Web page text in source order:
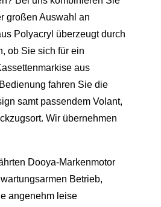
großen Auswahl an
Polyacryl überzeugt durch
ob Sie sich für ein
aus
fahren Sie die
samt passendem Volant,
Wir übernehmen
Dooya-Markenmotor
Betrieb,
angenehm leise